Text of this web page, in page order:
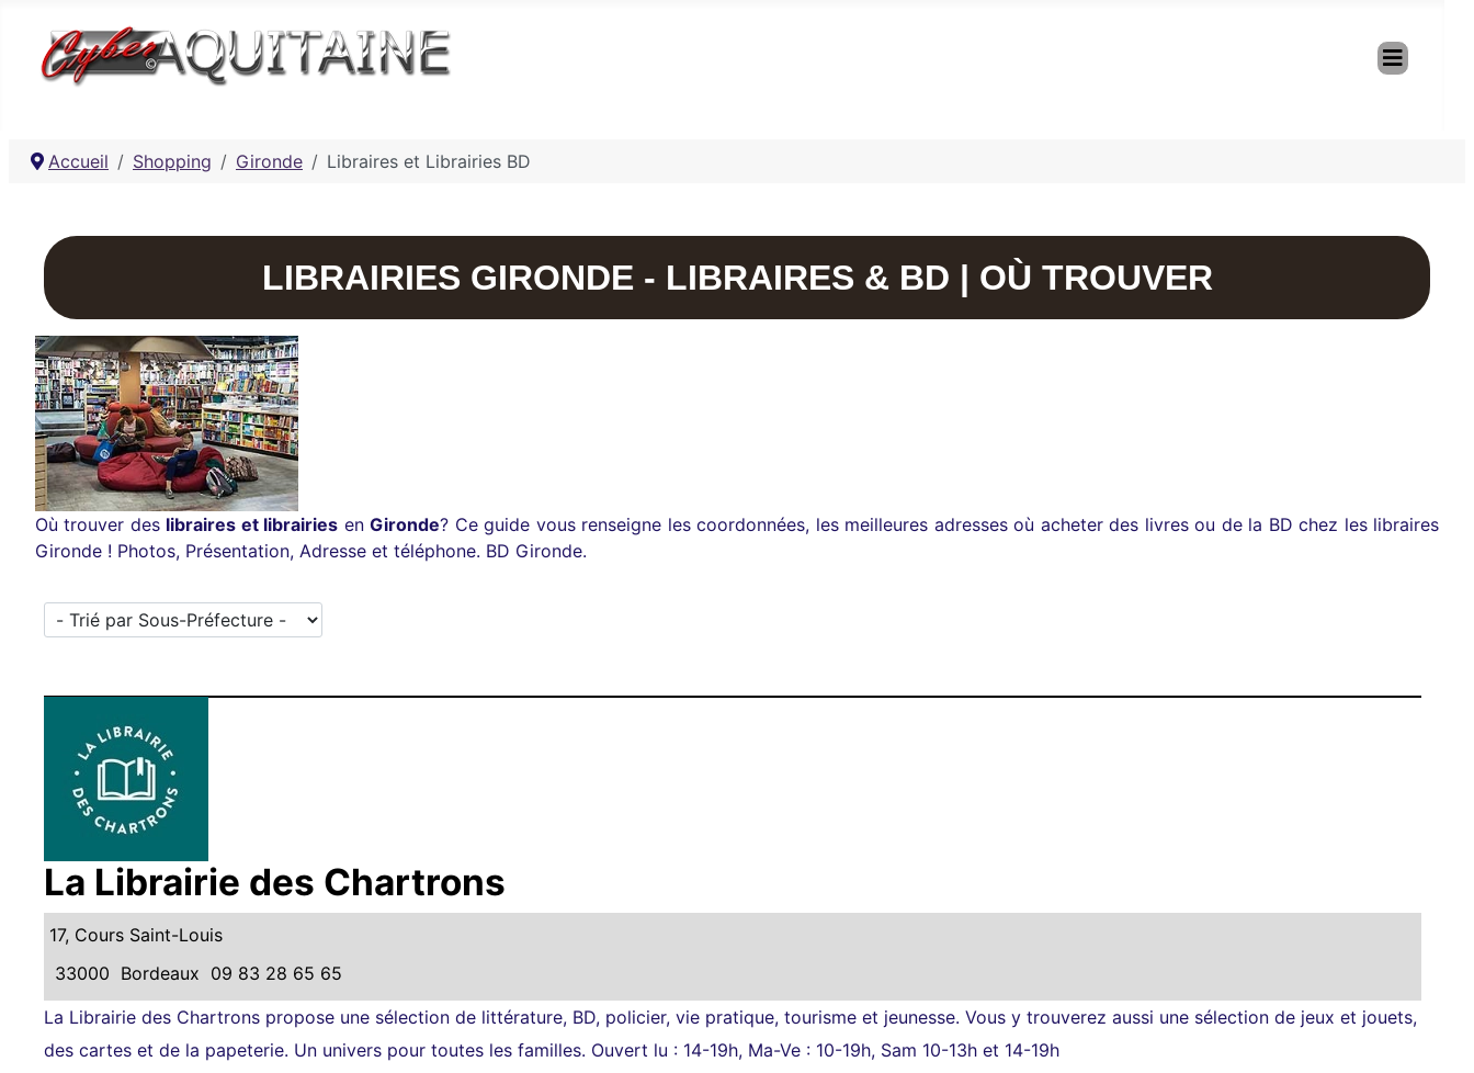
Accueil Shopping Gironde Libraires et Librairies BD
LIBRAIRIES GIRONDE - LIBRAIRES & BD | OÙ TROUVER
Où trouver des libraires et librairies enGironde? Ce guide vous renseigne les coordonnées, les meilleures adresses où acheter des livres ou de la BD chez les libraires
Gironde ! Photos, Présentation, Adresse et téléphone. BD Gironde.
La Librairie des Chartrons
17, Cours Saint-Louis
33000 Bordeaux 09 83 28 65 65
La Librairie des Chartrons propose une sélection de littérature, BD, policier, vie pratique, tourisme et jeunesse. Vous y trouverez aussi une sélection de jeux et jouets,
des cartes et de la papeterie. Un univers pour toutes les familles. Ouvert lu : 14-19h, Ma-Ve : 10-19h, Sam 10-13h et 14-19h